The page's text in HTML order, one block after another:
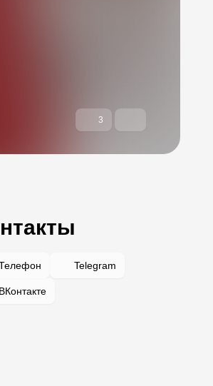
3
Telegram
ВКонтакте